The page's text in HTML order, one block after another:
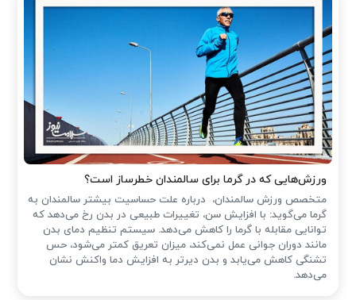
ورزش‌هایی که در گرما برای سالمندان خطرساز است؟
متخصص ورزش سالمندان، درباره علت حساسیت بیشتر سالمندان به
گرما می‌گوید: با افزایش سن، تغییرات طبیعی در بدن رخ می‌دهد که
توانایی مقابله با گرما را کاهش می‌دهد. سیستم تنظیم دمای بدن
مانند دوران جوانی عمل نمی‌کند، میزان تعریق کمتر می‌شود، حس
تشنگی کاهش می‌یابد و بدن دیرتر به افزایش دما واکنش نشان
می‌دهد.